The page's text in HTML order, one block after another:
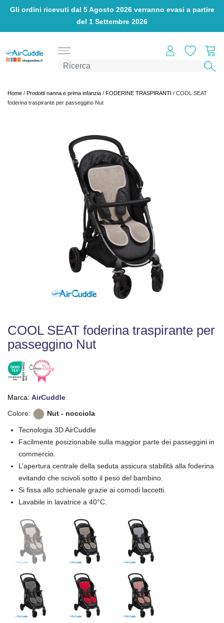
Gli ordini ricevuti dal 5 Agosto 2026 verranno evasi a partire
del 1 Settembre 2026
PRODOTTI
COPRIMATERASSO
MANGIAPANNOLINI
VASCHETTA
ADULTO
MATERASSI
A
CONSIGLIATI
BAGNETTO
NEXT2ME
Home / Prodotti nanna e prima infanzia / FODERINE TRASPIRANTI / COOL SEAT
foderina traspirante per passeggino Nut
COOL SEAT foderina traspirante per
passeggino Nut
Marca: AirCuddle
Colore: Nut - nocciola
Tecnologia 3D AirCuddle
Facilmente posizionabile sulla maggior parte dei passeggini in
commercio.
L’apertura centrale della seduta assicura stabilità alla foderina
evitando che scivoli sotto il peso del bambino.
Si fissa allo schienale grazie ai comodi laccetti.
Lavabile in lavatrice a 40°C.